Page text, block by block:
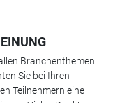
Branchenthemen
Sie bei Ihren
Teilnehmern eine